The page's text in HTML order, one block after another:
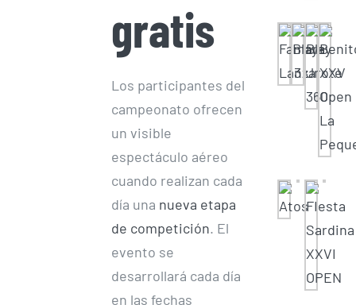
gratis
Los participantes del
campeonato ofrecen
un visible
espectáculo aéreo
cuando realizan cada
día una nueva etapa
de competición. El
evento se
desarrollará cada día
en las fechas